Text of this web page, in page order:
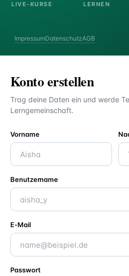
LIVE-KURSE LERNEN
ImpressumDatenschutzAGB
Konto erstellen
Trag deine Daten ein und werde
Lerngemeinschaft.
Vorname
Benutzername
E-Mail
Passwort